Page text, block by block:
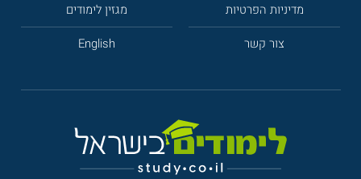
מדיניות הפרטיות
מגזין לימודים
צור קשר
English